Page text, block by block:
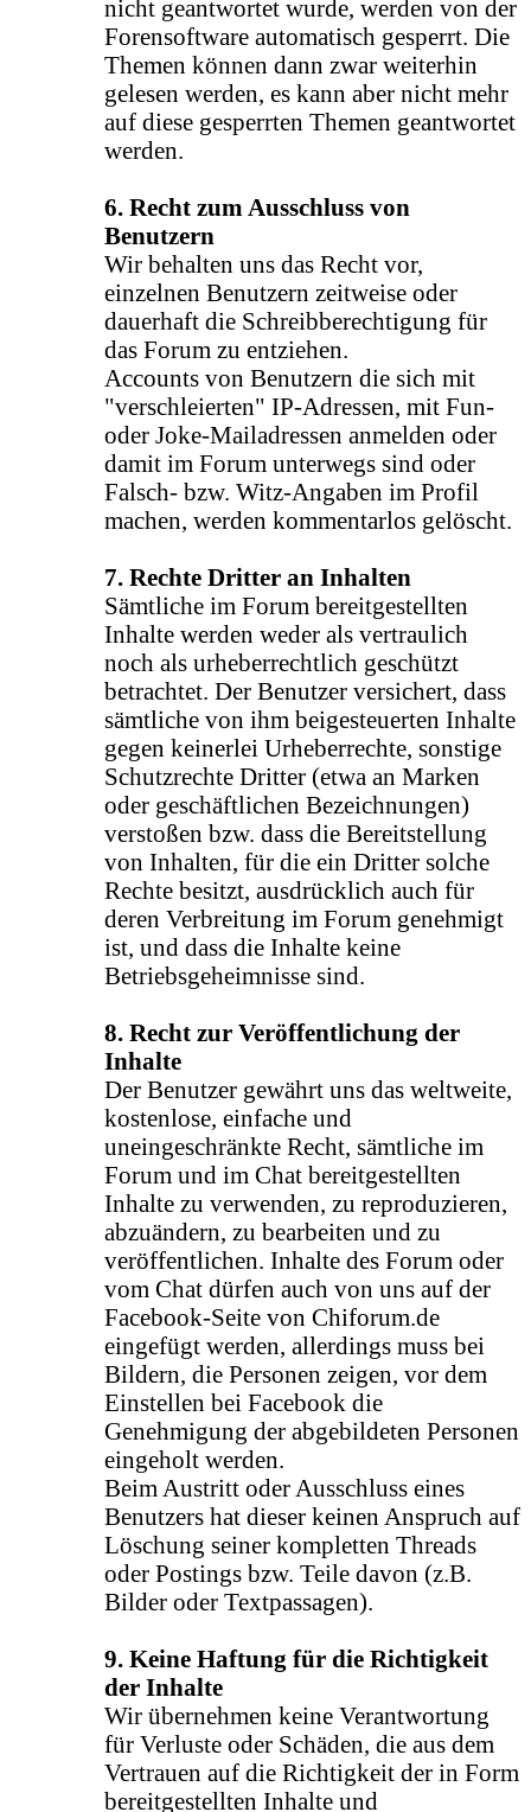
nicht geantwortet wurde, werden von der
Forensoftware automatisch gesperrt. Die
Themen können dann zwar weiterhin
gelesen werden, es kann aber nicht mehr
auf diese gesperrten Themen geantwortet
werden.
6. Recht zum Ausschluss von
Benutzern
Wir behalten uns das Recht vor,
einzelnen Benutzern zeitweise oder
dauerhaft die Schreibberechtigung für
das Forum zu entziehen.
Accounts von Benutzern die sich mit
"verschleierten" IP-Adressen, mit Fun-
oder Joke-Mailadressen anmelden oder
damit im Forum unterwegs sind oder
Falsch- bzw. Witz-Angaben im Profil
machen, werden kommentarlos gelöscht.
7. Rechte Dritter an Inhalten
Sämtliche im Forum bereitgestellten
Inhalte werden weder als vertraulich
noch als urheberrechtlich geschützt
betrachtet. Der Benutzer versichert, dass
sämtliche von ihm beigesteuerten Inhalte
gegen keinerlei Urheberrechte, sonstige
Schutzrechte Dritter (etwa an Marken
oder geschäftlichen Bezeichnungen)
verstoßen bzw. dass die Bereitstellung
von Inhalten, für die ein Dritter solche
Rechte besitzt, ausdrücklich auch für
deren Verbreitung im Forum genehmigt
ist, und dass die Inhalte keine
Betriebsgeheimnisse sind.
8. Recht zur Veröffentlichung der
Inhalte
Der Benutzer gewährt uns das weltweite,
kostenlose, einfache und
uneingeschränkte Recht, sämtliche im
Forum und im Chat bereitgestellten
Inhalte zu verwenden, zu reproduzieren,
abzuändern, zu bearbeiten und zu
veröffentlichen. Inhalte des Forum oder
vom Chat dürfen auch von uns auf der
Facebook-Seite von Chiforum.de
eingefügt werden, allerdings muss bei
Bildern, die Personen zeigen, vor dem
Einstellen bei Facebook die
Genehmigung der abgebildeten Personen
eingeholt werden.
Beim Austritt oder Ausschluss eines
Benutzers hat dieser keinen Anspruch auf
Löschung seiner kompletten Threads
oder Postings bzw. Teile davon (z.B.
Bilder oder Textpassagen).
9. Keine Haftung für die Richtigkeit
der Inhalte
Wir übernehmen keine Verantwortung
für Verluste oder Schäden, die aus dem
Vertrauen auf die Richtigkeit der in Form
bereitgestellten Inhalte und